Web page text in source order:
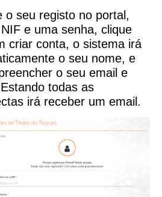
o seu registo no portal,
e uma senha, clique
criar conta, o sistema irá
o seu nome, e
o seu email e
todas as
irá receber um email.